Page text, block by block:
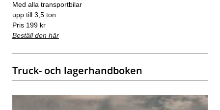
Med alla transportbilar
upp till 3,5 ton
Pris 199 kr
Beställ den här
Truck- och lagerhandboken